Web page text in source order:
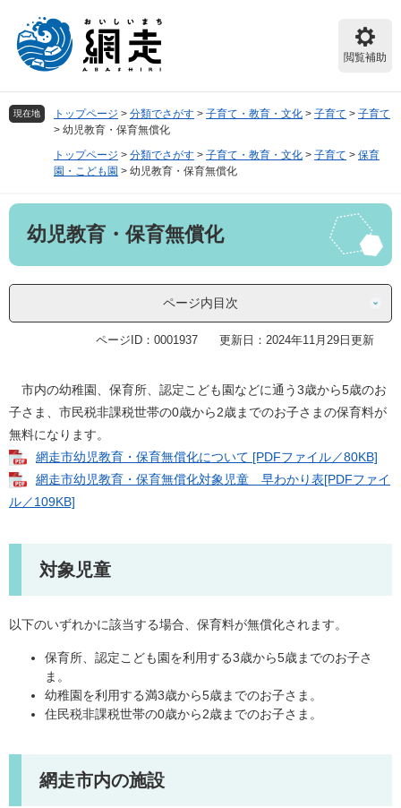
頭
で
飛
ば
へ
閲覧補助
現在地 トップページ > 分類でさがす > 子育て・教育・文化 > 子育て > 子育て
> 幼児教育・保育無償化
トップページ > 分類でさがす > 子育て・教育・文化 > 子育て > 保育
園・こども園 > 幼児教育・保育無償化
本
幼児教育・保育無償化
ページ内目次
ページID：0001937 更新日：2024年11月29日更新
市内の幼稚園、保育所、認定こども園などに通う3歳から5歳のお
子さま、市民税非課税世帯の0歳から2歳までのお子さまの保育料が
無料になります。
網走市幼児教育・保育無償化について [PDFファイル／80KB]
網走市幼児教育・保育無償化対象児童 早わかり表[PDFファイ
ル／109KB]
対象児童
以下のいずれかに該当する場合、保育料が無償化されます。
保育所、認定こども園を利用する3歳から5歳までのお子さ
ま。
幼稚園を利用する満3歳から5歳までのお子さま。
住民税非課税世帯の0歳から2歳までのお子さま。
網走市内の施設